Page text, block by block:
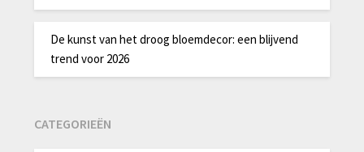
De kunst van het droog bloemdecor: een blijvend
trend voor 2026
CATEGORIEËN